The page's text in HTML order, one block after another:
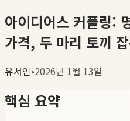
아이디어스 커플링:
가격, 두 마리 토끼
유서인•2026년 1월 13일
핵심 요약